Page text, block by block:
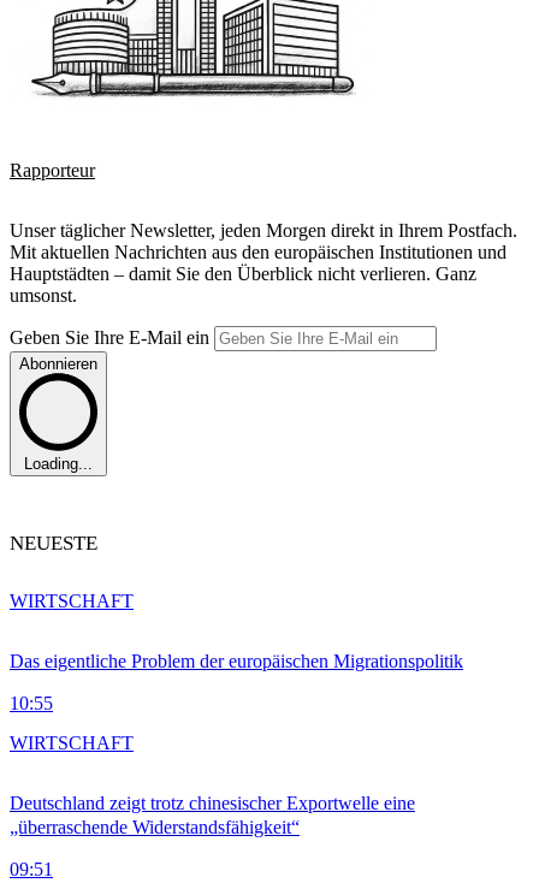
Rapporteur
Unser täglicher Newsletter, jeden Morgen direkt in Ihrem Postfach.
Mit aktuellen Nachrichten aus den europäischen Institutionen und
Hauptstädten – damit Sie den Überblick nicht verlieren. Ganz
umsonst.
Geben Sie Ihre E-Mail ein
Abonnieren
Loading...
NEUESTE
Das eigentliche Problem der europäischen Migrationspolitik
10:55
WIRTSCHAFT
Deutschland zeigt trotz chinesischer Exportwelle eine
„überraschende Widerstandsfähigkeit“
09:51
WIRTSCHAFT